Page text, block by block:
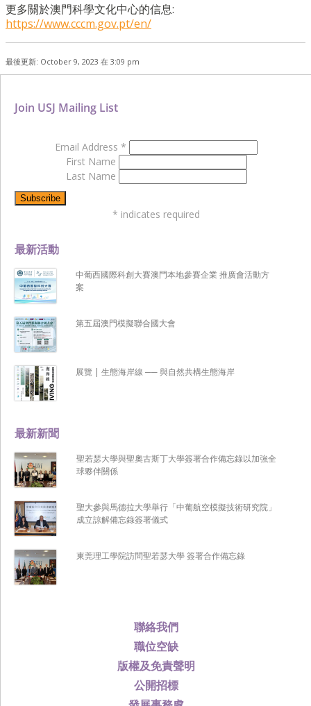
更多關於澳門科學文化中心的信息:
https://www.cccm.gov.pt/en/
最後更新: October 9, 2023 在 3:09 pm
聯絡我們
職位空缺
版權及免責聲明
公開招標
最新新聞
聖若瑟大學與聖奧古斯丁大學簽署合作備忘錄以加強全
球夥伴關係
聖大參與馬德拉大學舉行「中葡航空模擬技術研究院」
成立諒解備忘錄簽署儀式
東莞理工學院訪問聖若瑟大學 簽署合作備忘錄
最新活動
中葡西國際科創大賽澳門本地參賽企業 推廣會活動方
案
第五屆澳門模擬聯合國大會
展覽 | 生態海岸線 ── 與自然共構生態海岸
Join USJ Mailing List
Email Address *
First Name
Last Name
* indicates required